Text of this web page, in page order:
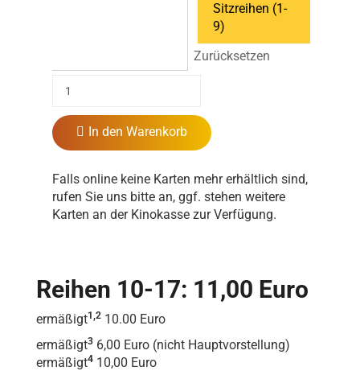
Sitzreihen (1-
9)
Zurücksetzen
In den Warenkorb
Falls online keine Karten mehr erhältlich sind,
rufen Sie uns bitte an, ggf. stehen weitere
Karten an der Kinokasse zur Verfügung.
Reihen 10-17: 11,00 Euro
ermäßigt1,2 10.00 Euro
ermäßigt3 6,00 Euro (nicht Hauptvorstellung)
ermäßigt4 10,00 Euro